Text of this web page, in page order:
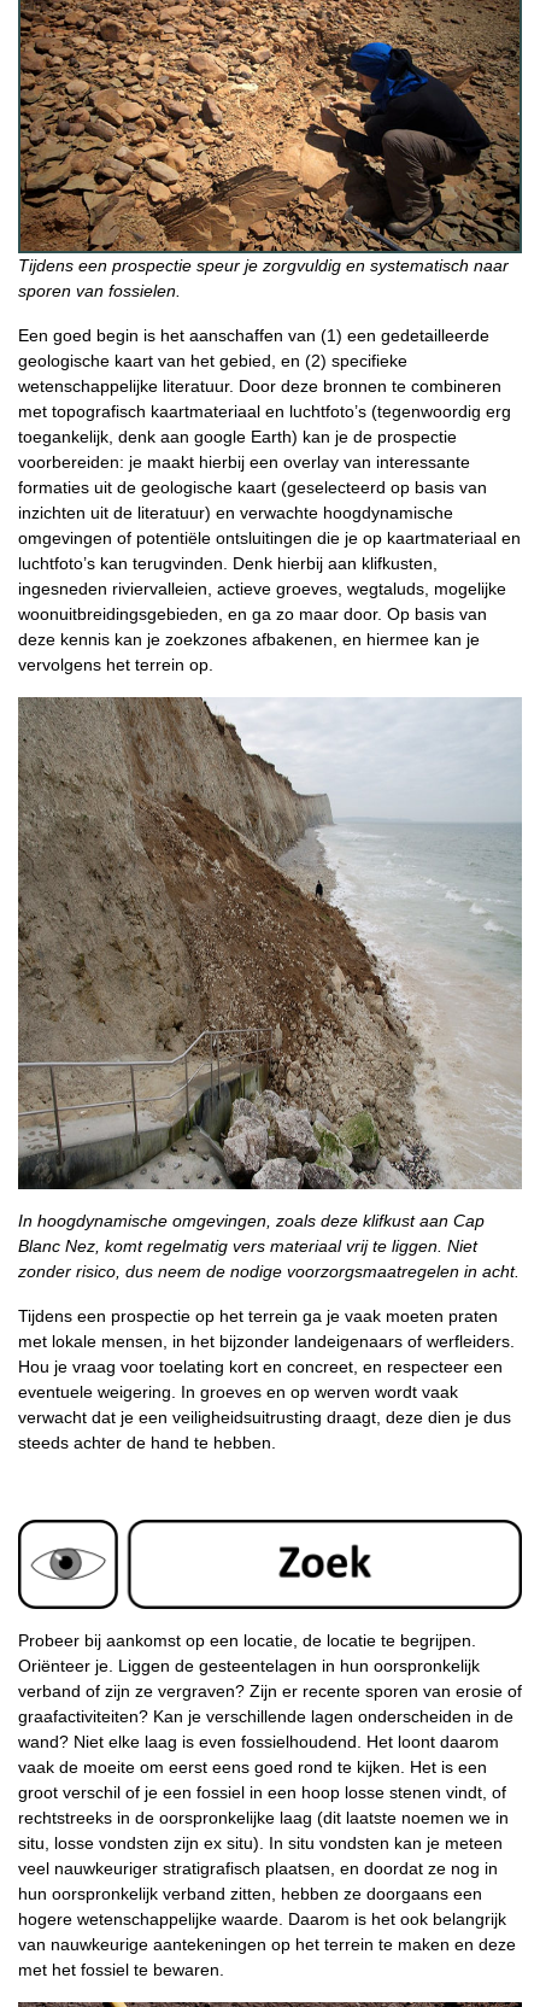
Tijdens een prospectie speur je zorgvuldig en systematisch naar
sporen van fossielen.
Een goed begin is het aanschaffen van (1) een gedetailleerde
geologische kaart van het gebied, en (2) specifieke
wetenschappelijke literatuur. Door deze bronnen te combineren
met topografisch kaartmateriaal en luchtfoto’s (tegenwoordig erg
toegankelijk, denk aan google Earth) kan je de prospectie
voorbereiden: je maakt hierbij een overlay van interessante
formaties uit de geologische kaart (geselecteerd op basis van
inzichten uit de literatuur) en verwachte hoogdynamische
omgevingen of potentiële ontsluitingen die je op kaartmateriaal en
luchtfoto’s kan terugvinden. Denk hierbij aan klifkusten,
ingesneden riviervalleien, actieve groeves, wegtaluds, mogelijke
woonuitbreidingsgebieden, en ga zo maar door. Op basis van
deze kennis kan je zoekzones afbakenen, en hiermee kan je
vervolgens het terrein op.
In hoogdynamische omgevingen, zoals deze klifkust aan Cap
Blanc Nez, komt regelmatig vers materiaal vrij te liggen. Niet
zonder risico, dus neem de nodige voorzorgsmaatregelen in acht.
Tijdens een prospectie op het terrein ga je vaak moeten praten
met lokale mensen, in het bijzonder landeigenaars of werfleiders.
Hou je vraag voor toelating kort en concreet, en respecteer een
eventuele weigering. In groeves en op werven wordt vaak
verwacht dat je een veiligheidsuitrusting draagt, deze dien je dus
steeds achter de hand te hebben.
Probeer bij aankomst op een locatie, de locatie te begrijpen.
Oriënteer je. Liggen de gesteentelagen in hun oorspronkelijk
verband of zijn ze vergraven? Zijn er recente sporen van erosie of
graafactiviteiten? Kan je verschillende lagen onderscheiden in de
wand? Niet elke laag is even fossielhoudend. Het loont daarom
vaak de moeite om eerst eens goed rond te kijken. Het is een
groot verschil of je een fossiel in een hoop losse stenen vindt, of
rechtstreeks in de oorspronkelijke laag (dit laatste noemen we in
situ, losse vondsten zijn ex situ). In situ vondsten kan je meteen
veel nauwkeuriger stratigrafisch plaatsen, en doordat ze nog in
hun oorspronkelijk verband zitten, hebben ze doorgaans een
hogere wetenschappelijke waarde. Daarom is het ook belangrijk
van nauwkeurige aantekeningen op het terrein te maken en deze
met het fossiel te bewaren.